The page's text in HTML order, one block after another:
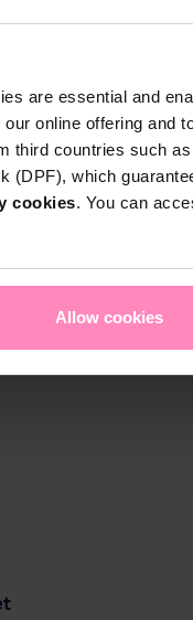
are essential and
online offering and
third countries such
(DPF), which
cookies. You can
Allow cookies